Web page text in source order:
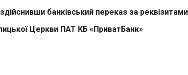
банківський переказ за
Церкви ПАТ КБ «ПриватБанк»